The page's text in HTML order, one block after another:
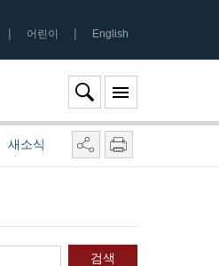
| 어린이 | English
새소식
검색